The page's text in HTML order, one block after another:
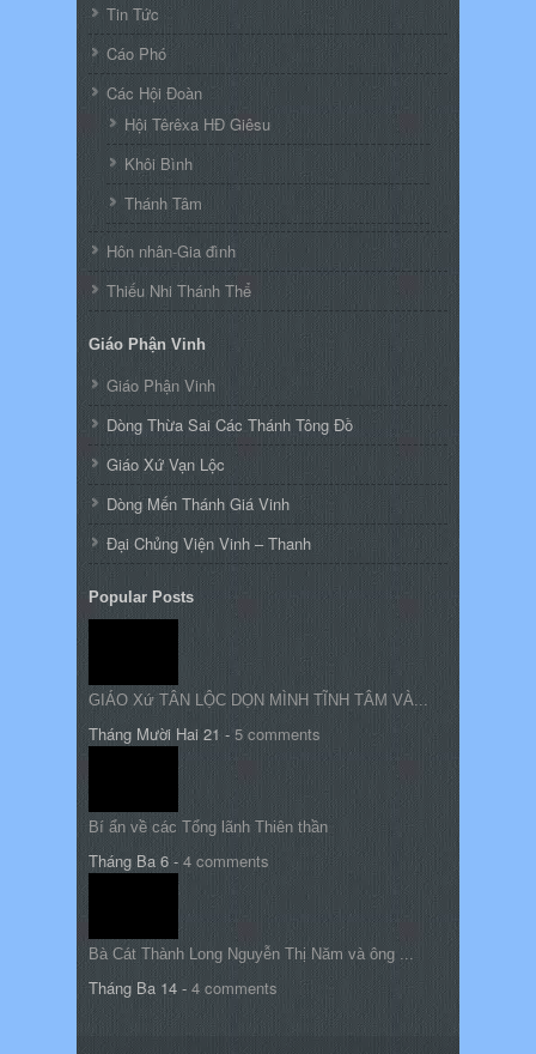
Tin Tức
Cáo Phó
Các Hội Đoàn
Hội Têrêxa HĐ Giêsu
Khôi Bình
Thánh Tâm
Hôn nhân-Gia đình
Thiếu Nhi Thánh Thể
Giáo Phận Vinh
Giáo Phận Vinh
Dòng Thừa Sai Các Thánh Tông Đồ
Giáo Xứ Vạn Lộc
Dòng Mến Thánh Giá Vinh
Đại Chủng Viện Vinh – Thanh
Popular Posts
GIÁO Xứ TÂN LỘC DỌN MÌNH TĨNH TÂM VÀ...
Tháng Mười Hai 21 - 5 comments
Bí ẩn về các Tổng lãnh Thiên thần
Tháng Ba 6 - 4 comments
Bà Cát Thành Long Nguyễn Thị Năm và ông ...
Tháng Ba 14 - 4 comments